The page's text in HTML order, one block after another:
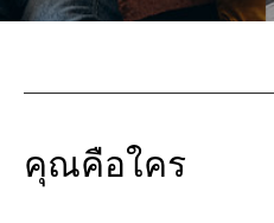
คุณคือใคร